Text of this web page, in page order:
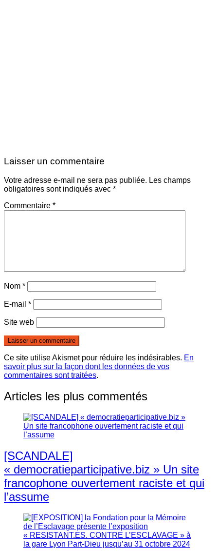
Laisser un commentaire
Votre adresse e-mail ne sera pas publiée. Les champs
obligatoires sont indiqués avec *
Commentaire *
Nom *
E-mail *
Site web
Ce site utilise Akismet pour réduire les indésirables. En
savoir plus sur la façon dont les données de vos
commentaires sont traitées.
Articles les plus commentés
[SCANDALE]
« democratieparticipative.biz » Un site
francophone ouvertement raciste et qui
l’assume